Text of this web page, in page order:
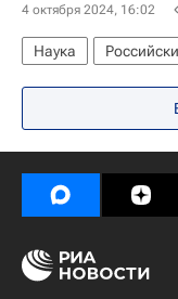
4 октября 2024, 16:02
Наука
Университетская
Санкт-Петербург